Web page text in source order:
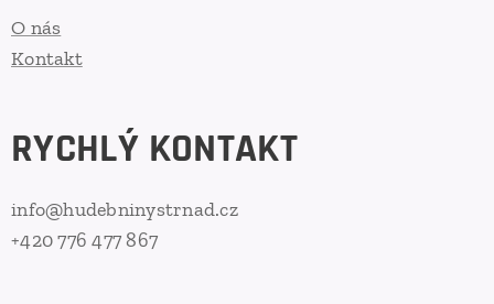
O nás
Kontakt
RYCHLÝ KONTAKT
info@hudebninystrnad.cz
+420 776 477 867